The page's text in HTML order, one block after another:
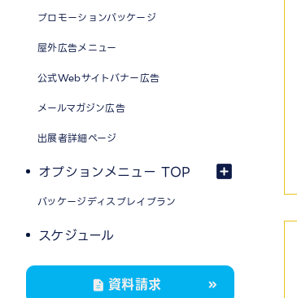
プロモーションパッケージ
屋外広告メニュー
公式Webサイトバナー広告
メールマガジン広告
出展者詳細ページ
オプションメニュー TOP
パッケージディスプレイプラン
スケジュール
資料請求